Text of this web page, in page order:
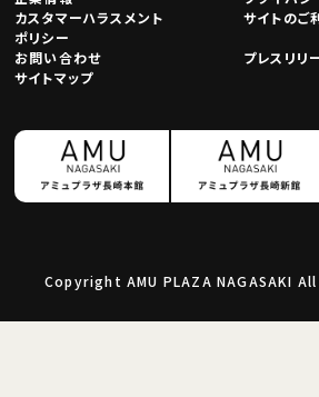
カスタマーハラスメント
ポリシー
サイトのご
お問い合わせ
プレスリリ
サイトマップ
Copyright AMU PLAZA NAGASAKI